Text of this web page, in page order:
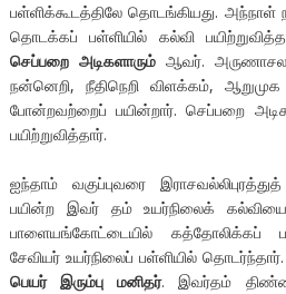
பள்ளிக்கூடத்திலே தொடங்கியது.
தொடக்கப் பள்ளியில் கல்வி
செப்பறை அடிகளாரும்ஆவர். அருணாசல
நன்னெறி, நீதிநெறி விளக்கம், ஆறுமுக
போன்றவற்றைப் பயின்றார். செப்பறை
பயிற்றுவித்தார்.
ஐந்தாம் வகுப்புவரை
பயின்ற இவர் தம் உயர்நிலைக்
பாளையங்கோட்டையில் கத்தோலிக்கப்
சேவியர் உயர்நிலைப் பள்ளியில்
பெயர் இரும்பு மனிதர். இவர்தம்